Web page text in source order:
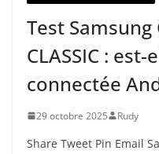
Test Samsung
CLASSIC :
connectée
29 octobre 2025 Rudy
Share Tweet Pin Email